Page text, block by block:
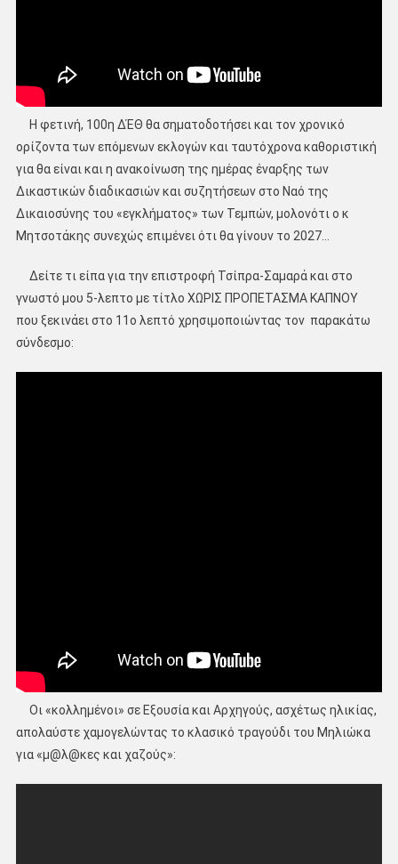
Η φετινή, 100η ΔΈΘ θα σηματοδοτήσει και τον χρονικό
ορίζοντα των επόμενων εκλογών και ταυτόχρονα καθοριστική
για θα είναι και η ανακοίνωση της ημέρας έναρξης των
Δικαστικών διαδικασιών και συζητήσεων στο Ναό της
Δικαιοσύνης του «εγκλήματος» των Τεμπών, μολονότι ο κ
Μητσοτάκης συνεχώς επιμένει ότι θα γίνουν το 2027…
Δείτε τι είπα για την επιστροφή Τσίπρα-Σαμαρά και στο
γνωστό μου 5-λεπτο με τίτλο ΧΩΡΙΣ ΠΡΟΠΕΤΑΣΜΑ ΚΑΠΝΟΥ
που ξεκινάει στο 11ο λεπτό χρησιμοποιώντας τον παρακάτω
σύνδεσμο:
Οι «κολλημένοι» σε Εξουσία και Αρχηγούς, ασχέτως ηλικίας,
απολαύστε χαμογελώντας το κλασικό τραγούδι του Μηλιώκα
για «μ@λ@κες και χαζούς»: